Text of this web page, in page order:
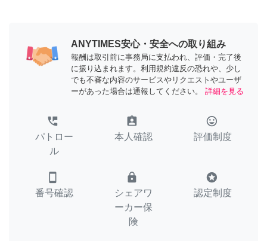
ANYTIMES安心・安全への取り組み
報酬は取引前に事務局に支払われ、評価・完了後
に振り込まれます。利用規約違反の恐れや、少し
でも不審な内容のサービスやリクエストやユーザ
ーがあった場合は通報してください。
詳細を見る
perm_phone_msg
パトロー
ル
assignment_ind
本人確認
tag_faces
評価制度
smartphone
番号確認
lock
シェアワ
ーカー保
険
stars
認定制度